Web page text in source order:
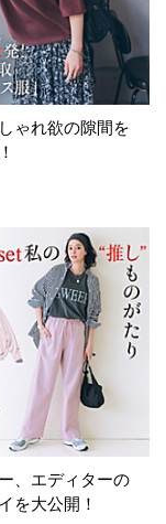
品
ト1
ゃれ欲の隙間を
、エディターの
を大公開！